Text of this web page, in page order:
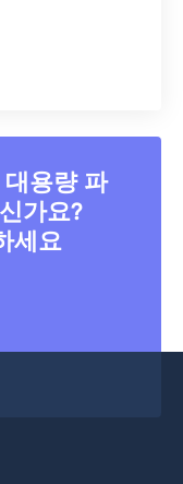
용량 파
가요?
세요